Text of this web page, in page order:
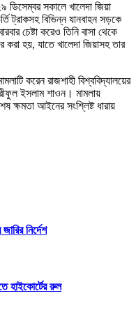
ডিসেম্বর সকালে খালেদা জিয়া
ট্রাকসহ বিভিন্ন যানবাহন সড়কে
চেষ্টা করেও তিনি বাসা থেকে
করা হয়, যাতে খালেদা জিয়াসহ তার
করেন রাজশাহী বিশ্ববিদ্যালয়ের
ইসলাম শাওন। মামলায়
ক্ষমতা আইনের সংশ্লিষ্ট ধারায়
নির্দেশ
হাইকোর্টের রুল